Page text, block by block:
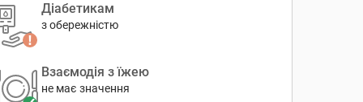
Діабетикам
з обережністю
Взаємодія з їжею
не має значення